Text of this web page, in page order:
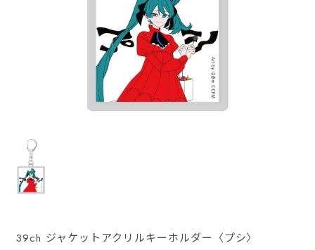
39ch ジャケットアクリルキーホルダー〈プシ〉